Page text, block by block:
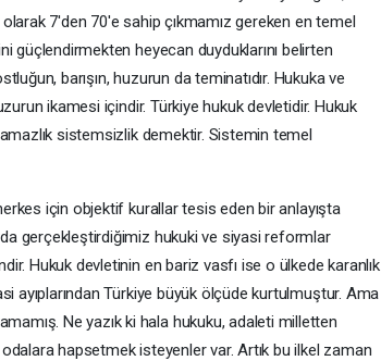
7'den 70'e sahip çıkmamız gereken en temel
güçlendirmekten heyecan duyduklarını belirten
barışın, huzurun da teminatıdır. Hukuka ve
ikamesi içindir. Türkiye hukuk devletidir. Hukuk
sistemsizlik demektir. Sistemin temel
için objektif kurallar tesis eden bir anlayışta
gerçekleştirdiğimiz hukuki ve siyasi reformlar
Hukuk devletinin en bariz vasfı ise o ülkede karanlık
ayıplarından Türkiye büyük ölçüde kurtulmuştur. Ama
Ne yazık ki hala hukuku, adaleti milletten
hapsetmek isteyenler var. Artık bu ilkel zaman